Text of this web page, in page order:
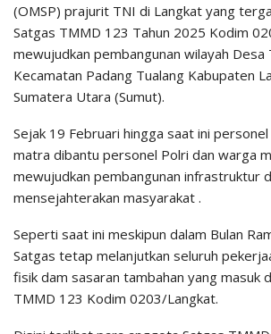
(OMSP) prajurit TNI di Langkat yang
Satgas TMMD 123 Tahun 2025 Kodim
mewujudkan pembangunan wilayah Desa
Kecamatan Padang Tualang Kabupaten
Sumatera Utara (Sumut).
Sejak 19 Februari hingga saat ini
matra dibantu personel Polri dan warga
mewujudkan pembangunan infrastruktur
mensejahterakan masyarakat .
Seperti saat ini meskipun dalam Bulan
Satgas tetap melanjutkan seluruh
fisik dam sasaran tambahan yang masuk
TMMD 123 Kodim 0203/Langkat.